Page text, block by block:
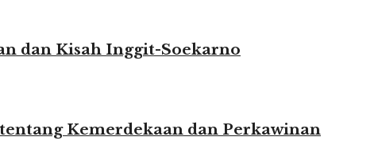
dan Kisah Inggit-Soekarno
Kemerdekaan dan Perkawinan